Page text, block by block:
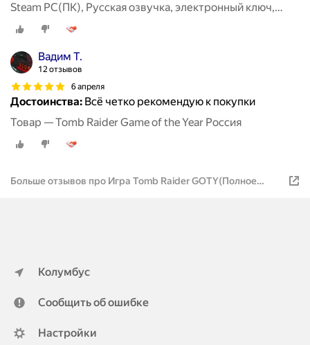
Steam PC(ПК), Русская озвучка, электронный ключ,
СНГ, кроме РФ и РБ
Вадим Т.
12 отзывов
6 апреля
Достоинства: Всё четко рекомендую к покупки
Товар — Tomb Raider Game of the Year Россия
Больше отзывов про Игра Tomb Raider GOTY(Полное
Колумбус
Сообщить об ошибке
Настройки